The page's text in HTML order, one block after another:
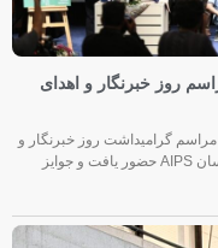
روز خبرنگار و اهدای
گرامیداشت روز خبرنگار و
تقدیر از برگزیدگان هشتمین جایزه جهانی ورزشی‌نویسان AIPS حضور یافت و جوایز